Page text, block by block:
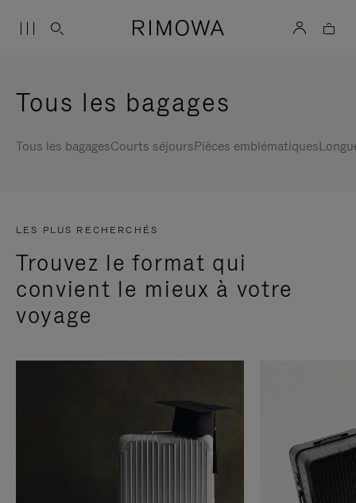
Tous les bagages
Tous les bagagesCourts séjoursPièces emblématiques
LES PLUS RECHERCHÉS
Trouvez le format qui
convient le mieux à votre
voyage